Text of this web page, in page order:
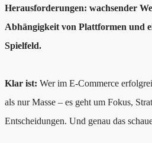
Herausforderungen: wachsender
Abhängigkeit von Plattformen und
Spielfeld.
Klar ist: Wer im E-Commerce
als nur Masse – es geht um Fokus,
Entscheidungen. Und genau das